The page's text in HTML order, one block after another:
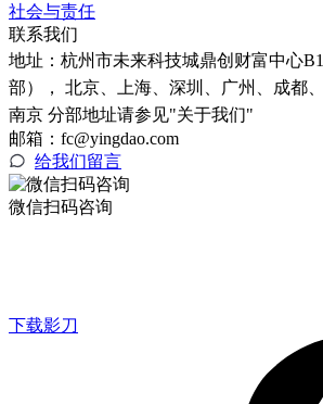
社会与责任
联系我们
地址： 杭州市未来科技城鼎创财富中心
部）， 北京、上海、深圳、广州、成都、
南京 分部地址请参见"关于我们"
邮箱：fc@yingdao.com
给我们留言
微信扫码咨询
下载影刀